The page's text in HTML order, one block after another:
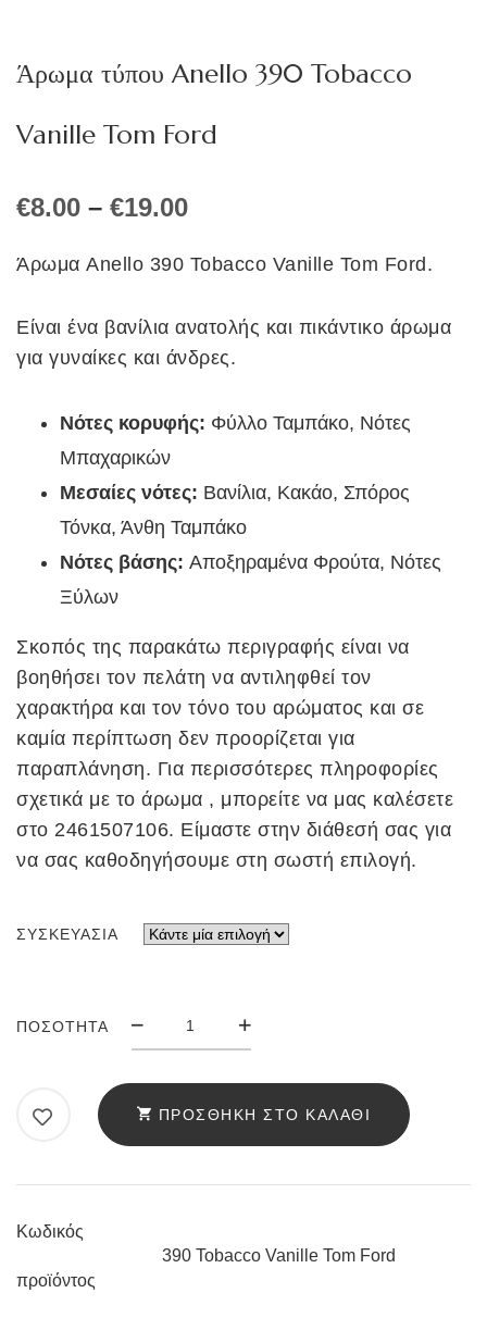
Άρωμα τύπου Anello 390 Tobacco
Vanille Tom Ford
€8.00 – €19.00Price
€8.00
€19.00
Άρωμα Anello 390 Tobacco Vanille Tom Ford.
Είναι ένα βανίλια ανατολής και πικάντικο άρωμα
για γυναίκες και άνδρες.
Νότες κορυφής: Φύλλο Ταμπάκο, Νότες
Μπαχαρικών
Μεσαίες νότες: Βανίλια, Κακάο, Σπόρος
Τόνκα, Άνθη Ταμπάκο
Νότες βάσης: Αποξηραμένα Φρούτα, Νότες
Ξύλων
Σκοπός της παρακάτω περιγραφής είναι να
βοηθήσει τον πελάτη να αντιληφθεί τον
χαρακτήρα και τον τόνο του αρώματος και σε
καμία περίπτωση δεν προορίζεται για
παραπλάνηση. Για περισσότερες πληροφορίες
σχετικά με το άρωμα , μπορείτε να μας καλέσετε
στο 2461507106. Είμαστε στην διάθεσή σας για
να σας καθοδηγήσουμε στη σωστή επιλογή.
ΣΥΣΚΕΥΑΣΊΑ
ΠΟΣΌΤΗΤΑ
ΆΡΩΜΑ
ΤΎΠΟΥ
TOM
ΠΡΟΣΘΉΚΗ ΣΤΟ ΚΑΛΆΘΙ
Κωδικός
προϊόντος
390 Tobacco Vanille Tom Ford